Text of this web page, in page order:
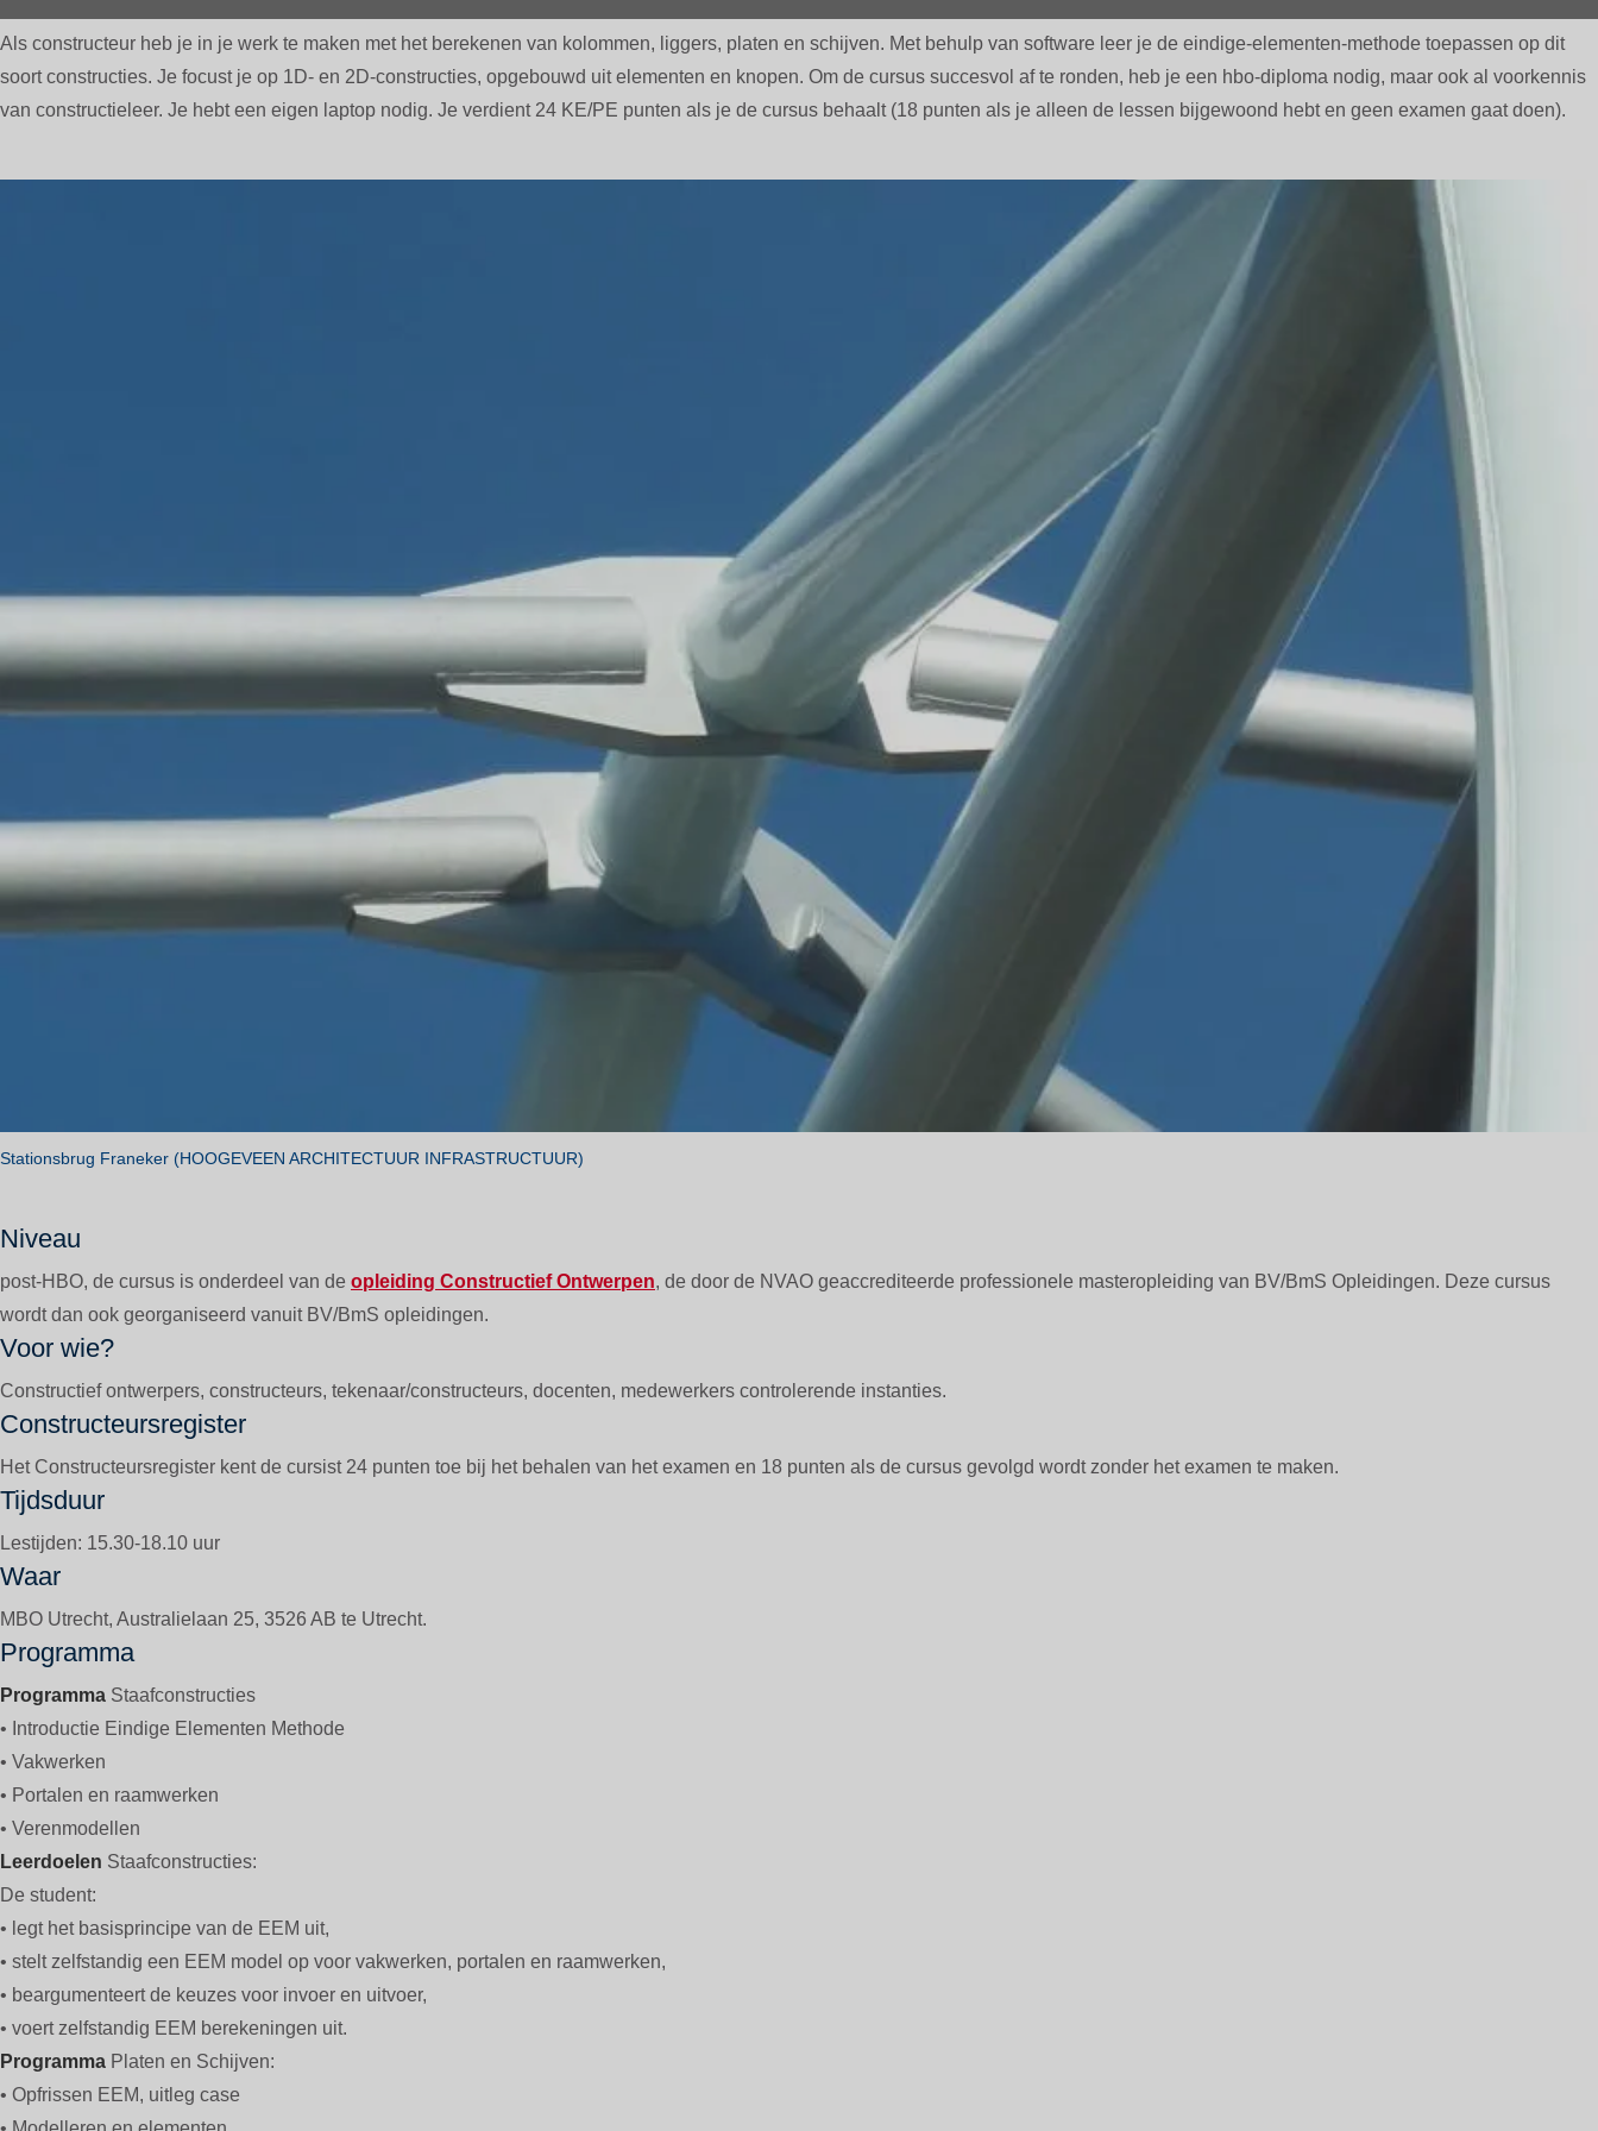
CONTENT
Als constructeur heb je in je werk te maken met het berekenen van kolommen, liggers, platen en schijven. Met behulp van software leer je de eindige-elementen-methode toepassen op dit
soort constructies. Je focust je op 1D- en 2D-constructies, opgebouwd uit elementen en knopen. Om de cursus succesvol af te ronden, heb je een hbo-diploma nodig, maar ook al voorkennis
van constructieleer. Je hebt een eigen laptop nodig. Je verdient 24 KE/PE punten als je de cursus behaalt (18 punten als je alleen de lessen bijgewoond hebt en geen examen gaat doen).
Stationsbrug Franeker (HOOGEVEEN ARCHITECTUUR INFRASTRUCTUUR)
Niveau
post-HBO, de cursus is onderdeel van de opleiding Constructief Ontwerpen, de door de NVAO geaccrediteerde professionele masteropleiding van BV/BmS Opleidingen. Deze cursus
wordt dan ook georganiseerd vanuit BV/BmS opleidingen.
Voor wie?
Constructief ontwerpers, constructeurs, tekenaar/constructeurs, docenten, medewerkers controlerende instanties.
Constructeursregister
Het Constructeursregister kent de cursist 24 punten toe bij het behalen van het examen en 18 punten als de cursus gevolgd wordt zonder het examen te maken.
Tijdsduur
Lestijden: 15.30-18.10 uur
Waar
MBO Utrecht, Australielaan 25, 3526 AB te Utrecht.
Programma
Programma Staafconstructies
• Introductie Eindige Elementen Methode
• Vakwerken
• Portalen en raamwerken
• Verenmodellen
Leerdoelen Staafconstructies:
De student:
• legt het basisprincipe van de EEM uit,
• stelt zelfstandig een EEM model op voor vakwerken, portalen en raamwerken,
• beargumenteert de keuzes voor invoer en uitvoer,
• voert zelfstandig EEM berekeningen uit.
Programma Platen en Schijven:
• Opfrissen EEM, uitleg case